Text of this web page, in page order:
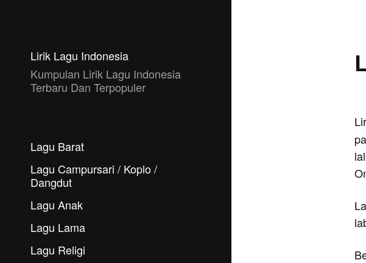
Lirik Lagu Indonesia
Kumpulan Lirik Lagu Indonesia
Terbaru Dan Terpopuler
Lagu Barat
Lagu Campursari / Koplo /
Dangdut
Lagu Anak
Lagu Lama
Lagu Religi